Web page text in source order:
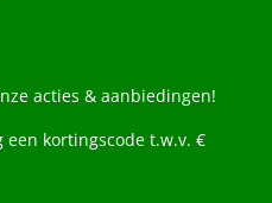
acties & aanbiedingen!
kortingscode t.w.v. €